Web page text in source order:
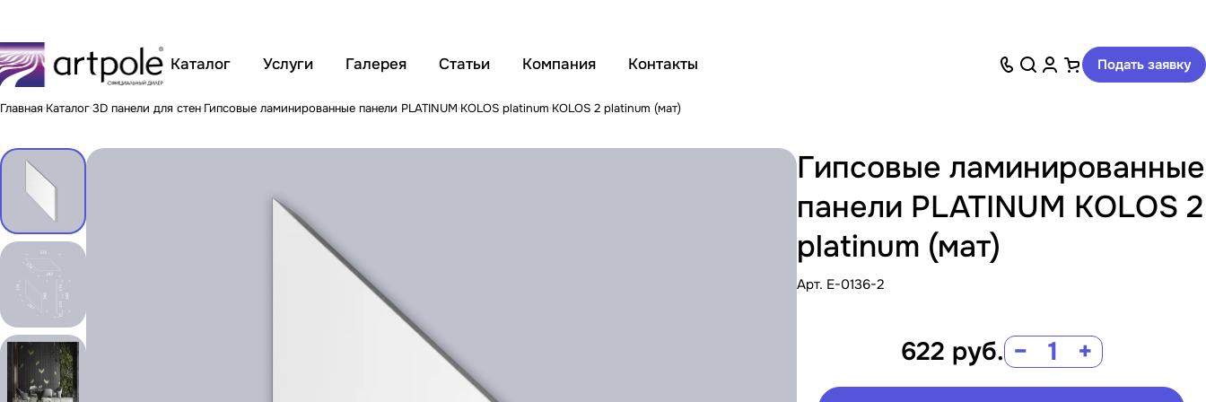
Каталог Услуги Галерея Статьи Компания Контакты Подать заявку
Главная Каталог3D панели для стен Гипсовые ламинированные панели PLATINUM KOLOS platinum KOLOS 2 platinum (мат)
Гипсовые ламинированные
панели PLATINUM KOLOS 2
platinum (мат)
Арт. E-0136-2
622 руб. − +